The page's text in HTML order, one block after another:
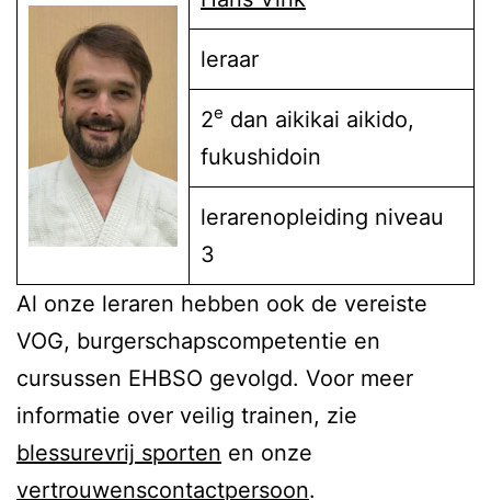
leraar
2e dan aikikai aikido,
fukushidoin
lerarenopleiding niveau
3
Al onze leraren hebben ook de vereiste
VOG, burgerschapscompetentie en
cursussen EHBSO gevolgd. Voor meer
informatie over veilig trainen, zie
blessurevrij sporten en onze
vertrouwenscontactpersoon.